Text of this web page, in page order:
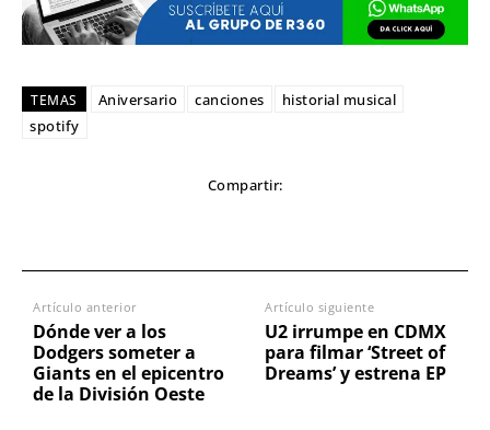
TEMAS Aniversario canciones
historial musical
spotify
Compartir:
Artículo anterior
Dónde ver a los
Dodgers someter a
Giants en el epicentro
de la División Oeste
Artículo siguiente
U2 irrumpe en CDMX
para filmar ‘Street of
Dreams’ y estrena EP